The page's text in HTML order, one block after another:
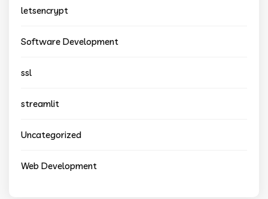
letsencrypt
Software Development
ssl
streamlit
Uncategorized
Web Development